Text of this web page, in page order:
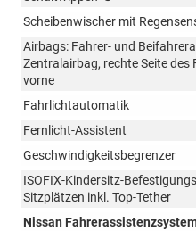
Verbindung
mit
Xtronic-
Scheibenwischer mit
Airbags: Fahrer- und
Zentralairbag, rechte Seite
vorne
Fahrlichtautomatik
Fernlicht-Assistent
Geschwindigkeitsbegrenzer
ISOFIX-Kindersitz-
Sitzplätzen inkl. Top-Tether
Nissan